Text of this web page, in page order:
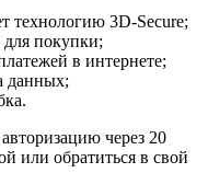
технологию 3D-Secure;
для покупки;
в интернете;
данных;
через 20
или обратиться в свой